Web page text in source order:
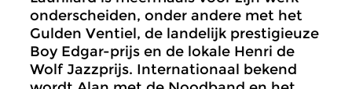
onderscheiden, onder andere met het
Gulden Ventiel, de landelijk prestigieuze
Boy Edgar-prijs en de lokale Henri de
Wolf Jazzprijs. Internationaal bekend